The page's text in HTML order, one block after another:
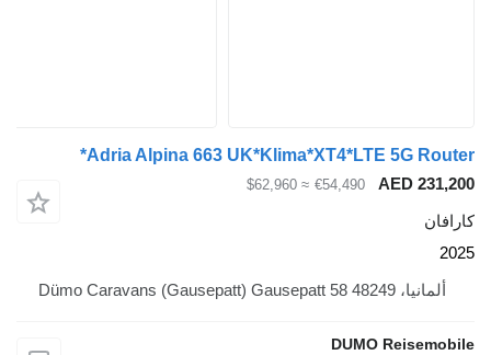
Adria Alpina 663 UK*Klima*XT4*LTE 5G
€54,490
≈ $62,960
DUMO